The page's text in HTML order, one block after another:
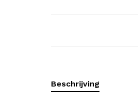
Beschrijving